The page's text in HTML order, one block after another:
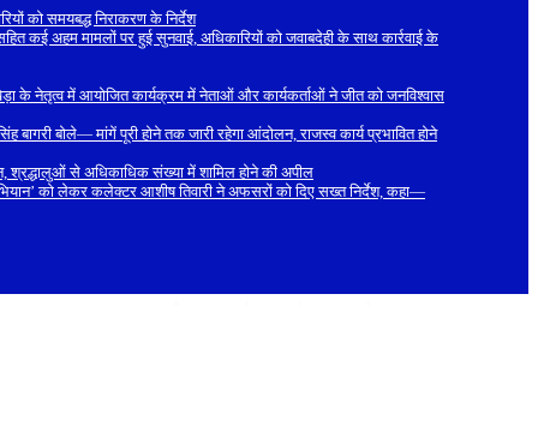
को समयबद्ध निराकरण के निर्देश
अहम मामलों पर हुई सुनवाई, अधिकारियों को जवाबदेही के साथ कार्रवाई के
के नेतृत्व में आयोजित कार्यक्रम में नेताओं और कार्यकर्ताओं ने जीत को जनविश्वास
बोले— मांगें पूरी होने तक जारी रहेगा आंदोलन, राजस्व कार्य प्रभावित होने
श्रद्धालुओं से अधिकाधिक संख्या में शामिल होने की अपील
को लेकर कलेक्टर आशीष तिवारी ने अफसरों को दिए सख्त निर्देश, कहा—